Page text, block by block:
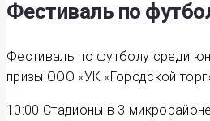
Фестиваль по
Фестиваль по футболу среди
призы ООО «УК «Городской
10:00 Стадионы в 3